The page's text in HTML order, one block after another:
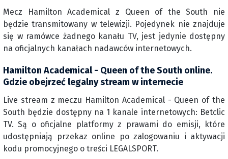
Mecz Hamilton Academical z Queen of the South nie
będzie transmitowany w telewizji. Pojedynek nie znajduje
się w ramówce żadnego kanału TV, jest jedynie dostępny
na oficjalnych kanałach nadawców internetowych.
Hamilton Academical - Queen of the South online.
Gdzie obejrzeć legalny stream w internecie
Live stream z meczu Hamilton Academical - Queen of the
South będzie dostępny na 1 kanale internetowych: Betclic
TV. Są o oficjalne platformy z prawami do emisji, które
udostępniają przekaz online po zalogowaniu i aktywacji
kodu promocyjnego o treści LEGALSPORT.